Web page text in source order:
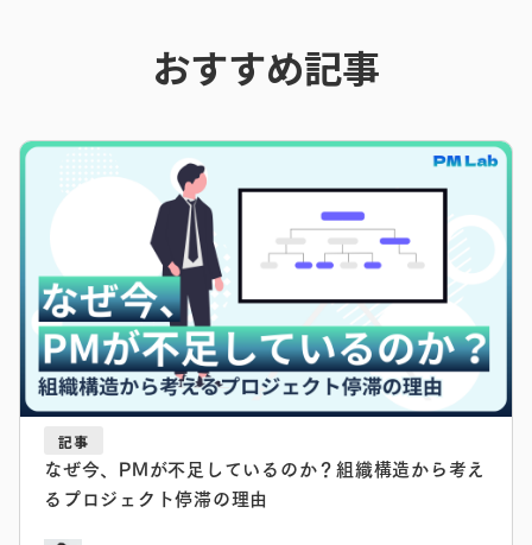
おすすめ記事
記事
なぜ今、PMが不足しているのか？組織構造から考え
るプロジェクト停滞の理由